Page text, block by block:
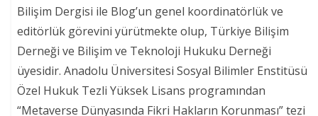
Bilişim Dergisi ile Blog’un genel koordinatörlük ve
editörlük görevini yürütmekte olup, Türkiye Bilişim
Derneği ve Bilişim ve Teknoloji Hukuku Derneği
üyesidir. Anadolu Üniversitesi Sosyal Bilimler Enstitüsü
Özel Hukuk Tezli Yüksek Lisans programından
“Metaverse Dünyasında Fikri Hakların Korunması” tezi